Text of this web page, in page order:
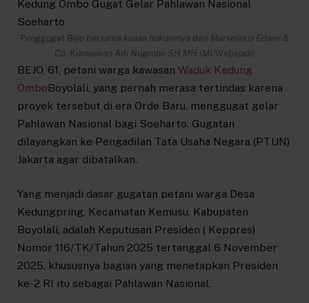
Penggugat Bejo bersama kuasa hukumnya dari Marselinus Edwin &
Co, Kurniawan Adi Nugroho SH,MH.(MI/Widjajadi)
BEJO, 61, petani warga kawasan Waduk Kedung
OmboBoyolali, yang pernah merasa tertindas karena
proyek tersebut di era Orde Baru, menggugat gelar
Pahlawan Nasional bagi Soeharto. Gugatan
dilayangkan ke Pengadilan Tata Usaha Negara (PTUN)
Jakarta agar dibatalkan.
Yang menjadi dasar gugatan petani warga Desa
Kedungpring, Kecamatan Kemusu, Kabupaten
Boyolali, adalah Keputusan Presiden ( Keppres)
Nomor 116/TK/Tahun 2025 tertanggal 6 November
2025, khususnya bagian yang menetapkan Presiden
ke-2 RI itu sebagai Pahlawan Nasional.